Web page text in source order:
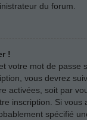
du forum.
!
votre mot de
vous devrez
activées, soit par
inscription. Si
spécifié